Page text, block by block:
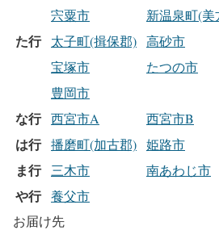
宍粟市
新温泉町(美
た行 太子町(揖保郡) 高砂市
宝塚市
たつの市
豊岡市
な行 西宮市A 西宮市B
は行 播磨町(加古郡) 姫路市
ま行 三木市 南あわじ市
や行 養父市
お届け先